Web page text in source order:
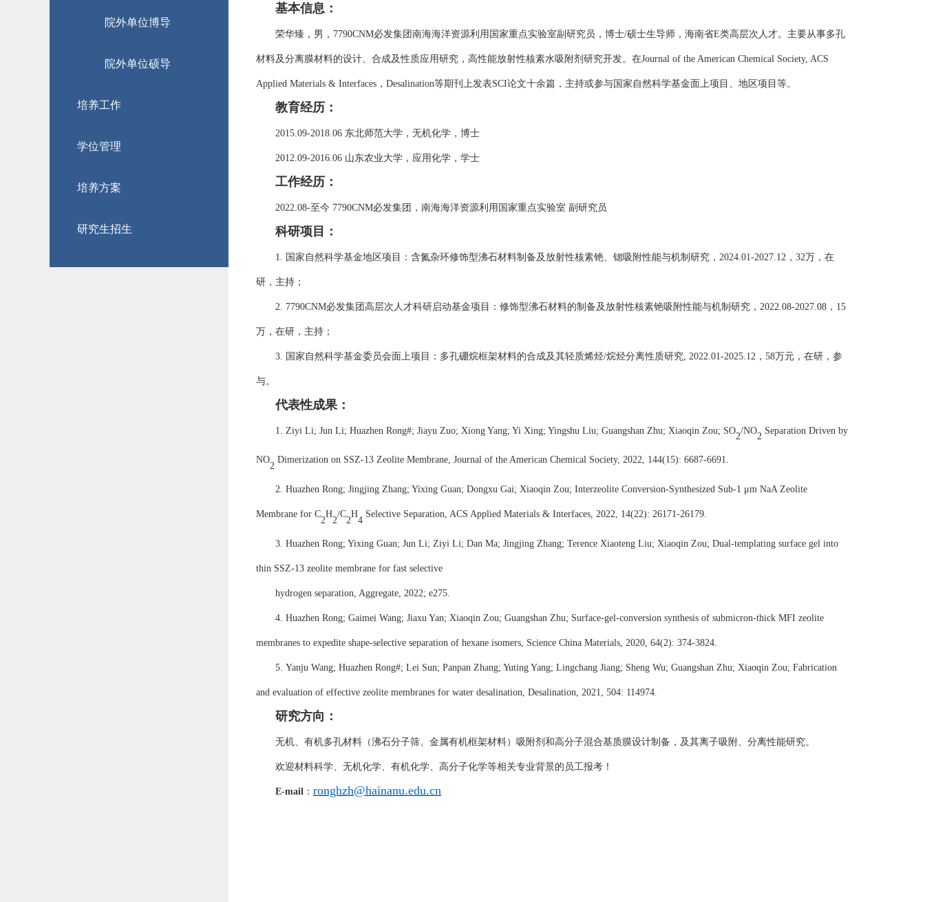
院外单位博导
院外单位硕导
培养工作
学位管理
培养方案
研究生招生
基本信息：
荣华臻，男，7790CNM必发集团南海海洋资源利用国家重点实验室副研究员，博士/硕士生导师，海南省E类高层次人才。主要从事多孔
材料及分离膜材料的设计、合成及性质应用研究，高性能放射性核素水吸附剂研究开发。在Journal of the American Chemical Society, ACS
Applied Materials & Interfaces ， Desalination等期刊上发表SCI论文十余篇，主持或参与国家自然科学基金面上项目、地区项目等。
教育经历 ：
2015.09-2018.06 东北师范大学，无机化学，博士
2012.09-2016.06 山东农业大学，应用化学，学士
工作经历 ：
2022.08-至今 7790CNM必发集团，南海海洋资源利用国家重点实验室 副研究员
科研项目：
1. 国家自然科学基金地区项目：含氮杂环修饰型沸石材料制备及放射性核素铯、锶吸附性能与机制研究， 2024.01-2027.12 ， 32万，在
研，主持；
2. 7790CNM必发集团高层次人才科研启动基金项目：修饰型沸石材料的制备及放射性核素铯吸附性能与机制研究， 2022.08-2027.08 ， 15
万，在研，主持；
3. 国家自然科学基金委员会面上项目：多孔硼烷框架材料的合成及其轻质烯烃/烷烃分离性 质研究 , 2022.01-2025.12 ， 58万元，在研，参
与。
代表性成果：
1. Ziyi Li; Jun Li; Huazhen Rong#; Jiayu Zuo; Xiong Yang; Yi Xing; Yingshu Liu; Guangshan Zhu; Xiaoqin Zou; SO
2
/NO
2
Separation Driven by
NO
2
Dimerization on SSZ-13 Zeolite Membrane, Journal of the American Chemical Society, 2022, 144(15): 6687-6691.
2. Huazhen Rong; Jingjing Zhang; Yixing Guan; Dongxu Gai; Xiaoqin Zou; Interzeolite Conversion-Synthesized Sub-1 μm NaA Zeolite
Membrane for C
2
H
2
/C
2
H
4
Selective Separation, ACS Applied Materials & Interfaces, 2022, 14(22): 26171-26179.
3. Huazhen Rong; Yixing Guan; Jun Li; Ziyi Li; Dan Ma; Jingjing Zhang; Terence Xiaoteng Liu; Xiaoqin Zou; Dual‐templating surface gel into
thin SSZ‐13 zeolite membrane for fast selective
hydrogen separation, Aggregate, 2022; e275
4 . Huazhen Rong; Gaimei Wang; Jiaxu Yan; Xiaoqin Zou; Guangshan Zhu; Surface-gel-conversion synthesis of submicron-thick MFI zeolite
membranes to expedite shape-selective separation of hexane isomers, Science China Materials, 2020, 64(2): 374-3824.
5. Yanju Wang; Huazhen Rong#; Lei Sun; Panpan Zhang; Yuting Yang; Lingchang Jiang; Sheng Wu; Guangshan Zhu; Xiaoqin Zou; Fabrication
and evaluation of effective zeolite membranes for water desalination, Desalination, 2021, 504: 114974.
研究方向：
无机、有机多孔材料（沸石分子筛、金属有机框架材料）吸附剂和高分子混合基质膜设计制备，及其离子吸附 、分离性能研究。
欢迎材料科学、无机化学、有机化学、高分子化学等相关专业背景的员工报考！
E-mail ： ronghzh@hainanu.edu.cn